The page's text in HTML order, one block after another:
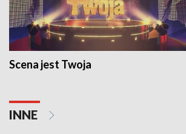
Scena jest Twoja
INNE